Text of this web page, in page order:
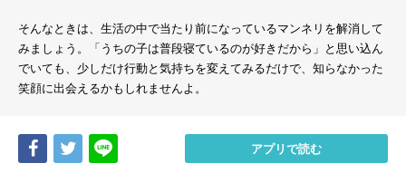
そんなときは、生活の中で当たり前になっているマンネリを解消して
みましょう。「うちの子は普段寝ているのが好きだから」と思い込ん
でいても、少しだけ行動と気持ちを変えてみるだけで、知らなかった
笑顔に出会えるかもしれませんよ。
Share Tweet アプリで読む